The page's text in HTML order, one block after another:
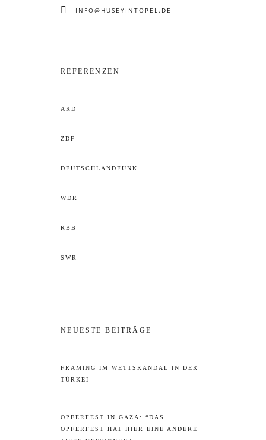
INFO@HUSEYINTOPEL.DE
REFERENZEN
ARD
ZDF
DEUTSCHLANDFUNK
WDR
RBB
SWR
NEUESTE BEITRÄGE
FRAMING IM WETTSKANDAL IN DER
TÜRKEI
OPFERFEST IN GAZA: “DAS
OPFERFEST HAT HIER EINE ANDERE